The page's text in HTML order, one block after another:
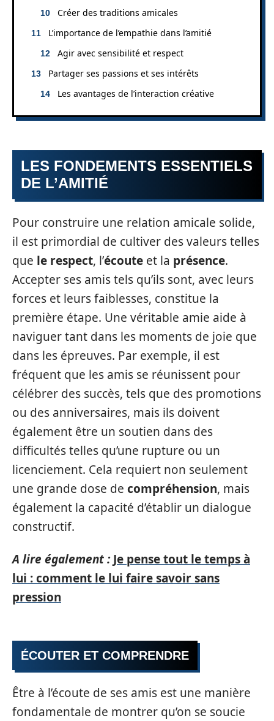
Créer des traditions amicales
L’importance de l’empathie dans l’amitié
Agir avec sensibilité et respect
Partager ses passions et ses intérêts
Les avantages de l’interaction créative
LES FONDEMENTS ESSENTIELS
DE L’AMITIÉ
Pour construire une relation amicale solide,
il est primordial de cultiver des valeurs telles
que le respect, l’écoute et la présence.
Accepter ses amis tels qu’ils sont, avec leurs
forces et leurs faiblesses, constitue la
première étape. Une véritable amie aide à
naviguer tant dans les moments de joie que
dans les épreuves. Par exemple, il est
fréquent que les amis se réunissent pour
célébrer des succès, tels que des promotions
ou des anniversaires, mais ils doivent
également être un soutien dans des
difficultés telles qu’une rupture ou un
licenciement. Cela requiert non seulement
une grande dose de compréhension, mais
également la capacité d’établir un dialogue
constructif.
A lire également : Je pense tout le temps à
lui : comment le lui faire savoir sans
pression
ÉCOUTER ET COMPRENDRE
Être à l’écoute de ses amis est une manière
fondamentale de montrer qu’on se soucie